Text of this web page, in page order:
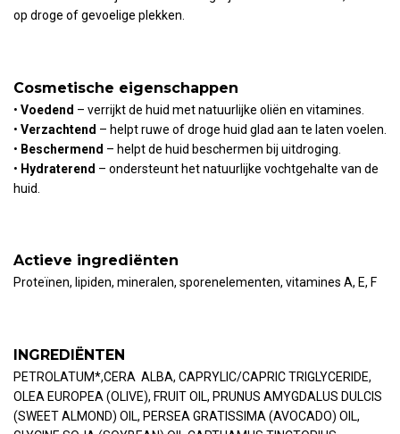
op droge of gevoelige plekken.
Cosmetische eigenschappen
• Voedend – verrijkt de huid met natuurlijke oliën en vitamines.
• Verzachtend – helpt ruwe of droge huid glad aan te laten voelen.
• Beschermend – helpt de huid beschermen bij uitdroging.
• Hydraterend – ondersteunt het natuurlijke vochtgehalte van de
huid.
Actieve ingrediënten
Proteïnen, lipiden, mineralen, sporenelementen, vitamines A, E, F
INGREDIËNTEN
PETROLATUM*,CERA ALBA, CAPRYLIC/CAPRIC TRIGLYCERIDE,
OLEA EUROPEA (OLIVE), FRUIT OIL, PRUNUS AMYGDALUS DULCIS
(SWEET ALMOND) OIL, PERSEA GRATISSIMA (AVOCADO) OIL,